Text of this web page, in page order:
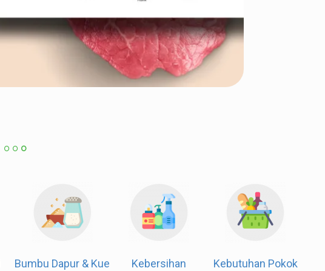
Kebutuhan Pokok
Kebersihan
Bumbu Dapur & Kue